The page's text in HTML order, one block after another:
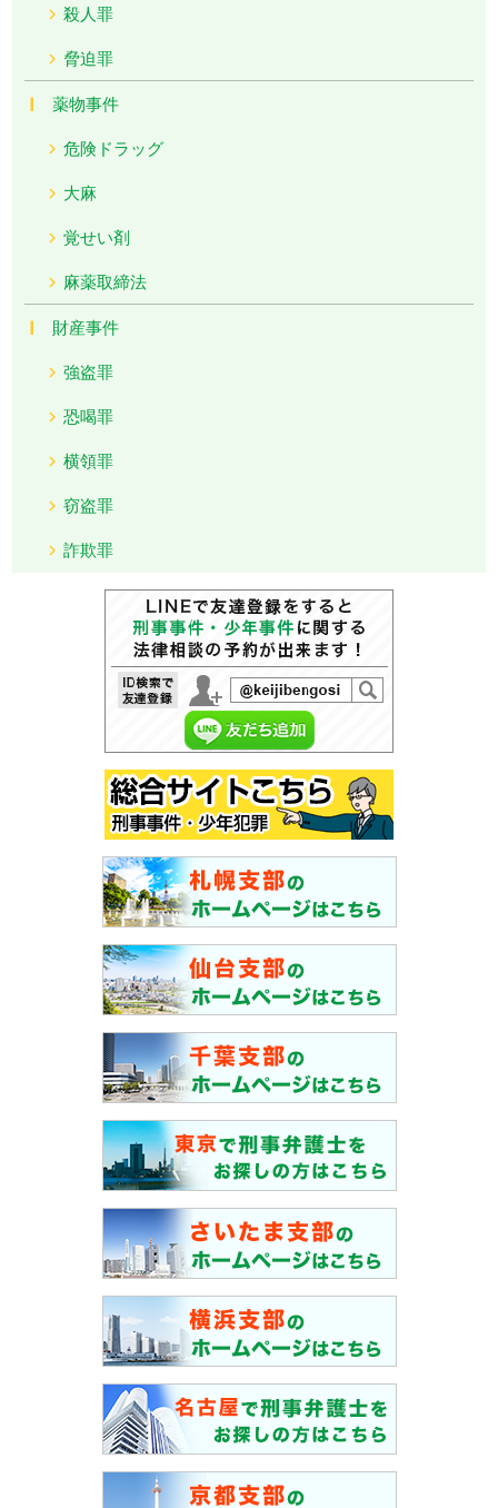
殺人罪
脅迫罪
薬物事件
危険ドラッグ
大麻
覚せい剤
麻薬取締法
財産事件
強盗罪
恐喝罪
横領罪
窃盗罪
詐欺罪